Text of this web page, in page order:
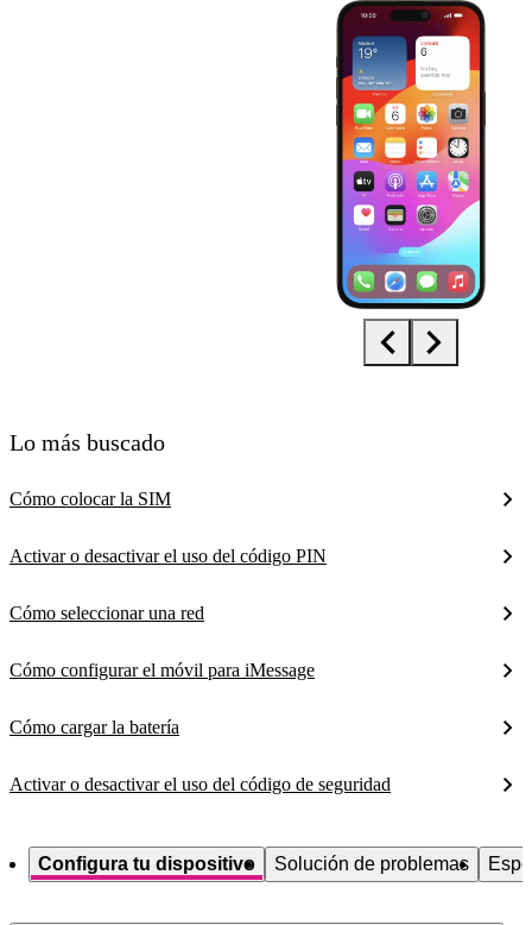
Lo más buscado
Cómo colocar la SIM
Activar o desactivar el uso del código PIN
Cómo seleccionar una red
Cómo configurar el móvil para iMessage
Cómo cargar la batería
Activar o desactivar el uso del código de seguridad
Configura tu dispositivo Solución de problemas